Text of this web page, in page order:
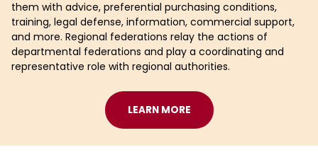
them with advice, preferential purchasing conditions,
training, legal defense, information, commercial support,
and more. Regional federations relay the actions of
departmental federations and play a coordinating and
representative role with regional authorities.
LEARN MORE